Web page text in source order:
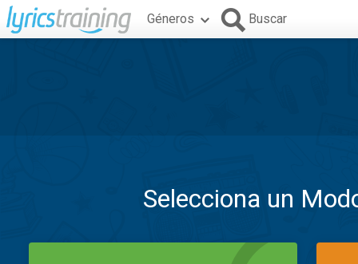
Géneros Buscar
Selecciona un